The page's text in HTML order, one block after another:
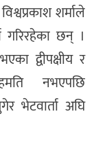
शर्माले
गरिरहेका छन् ।
द्वीपक्षीय र
नभएपछि
भेटवार्ता अघि